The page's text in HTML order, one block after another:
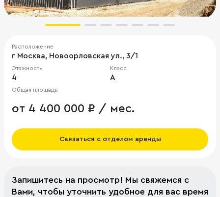
Расположение
г Москва, Новоорловская ул., 3/1
Этажность
4
Класс
A
Общая площадь
от 4 400 000 ₽ / мес.
Связаться с отделом аренды
Запишитесь на просмотр! Мы свяжемся с
Вами, чтобы уточнить удобное для вас время